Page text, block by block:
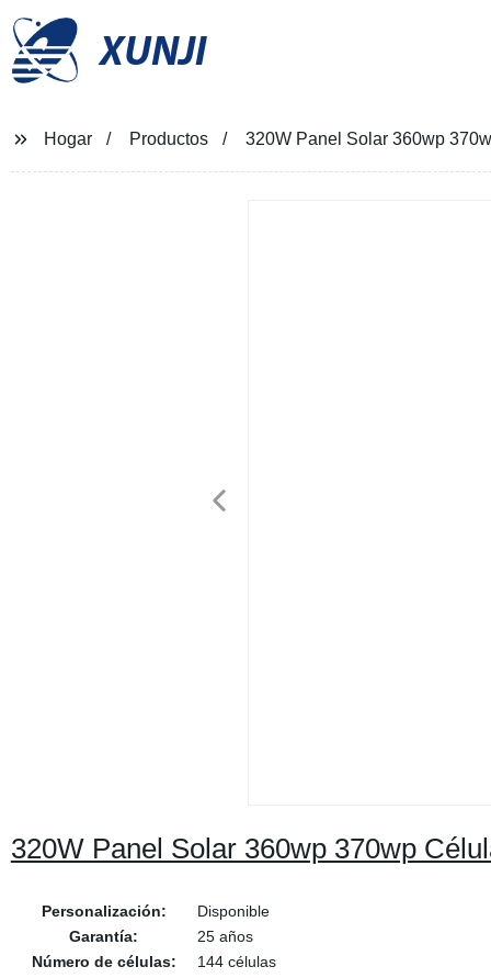
XUNJI
Hogar Productos 320W Panel Solar 360wp
320W Panel Solar 360wp 370wp
Personalización:
Disponible
Garantía:
25 años
Número de células:
144 células